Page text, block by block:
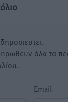
όλα τα
Email